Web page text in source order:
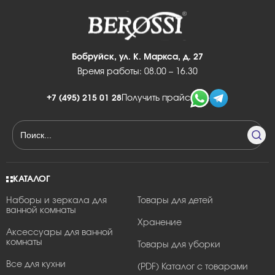
Бобруйск, ул. К. Маркса, д. 27
Время работы: 08.00 – 16.30
+7 (495) 215 01 28 Получить прайс
КАТАЛОГ
Наборы и зеркала для
ванной комнаты
Аксессуары для ванной
комнаты
Все для кухни
Товары для детей
Хранение
Товары для уборки
(PDF) Каталог с товарами